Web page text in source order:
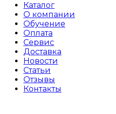
Каталог
О компании
Обучение
Оплата
Сервис
Доставка
Новости
Статьи
Отзывы
Контакты